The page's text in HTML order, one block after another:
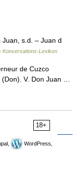
s.d. – Juan d
Konversations-Lexikon
de Cuzco
V. Don Juan …
18+
WordPress,